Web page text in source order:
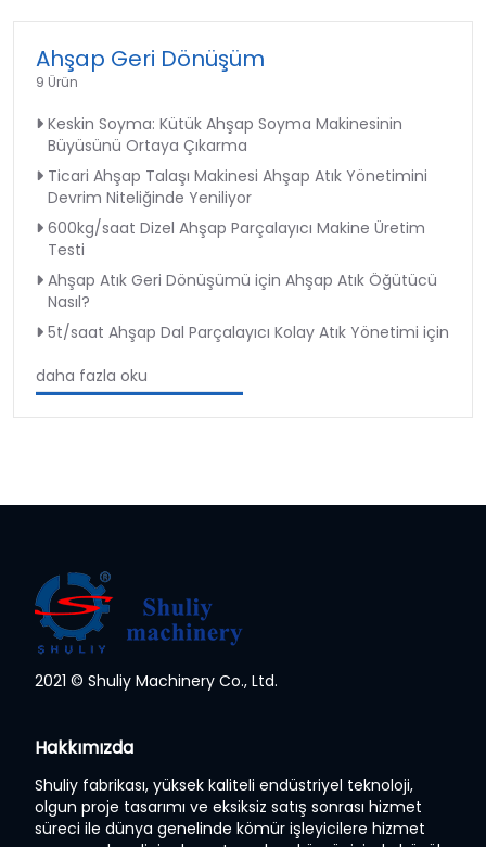
Ahşap Geri Dönüşüm
9 Ürün
Keskin Soyma: Kütük Ahşap Soyma Makinesinin
Büyüsünü Ortaya Çıkarma
Ticari Ahşap Talaşı Makinesi Ahşap Atık Yönetimini
Devrim Niteliğinde Yeniliyor
600kg/saat Dizel Ahşap Parçalayıcı Makine Üretim
Testi
Ahşap Atık Geri Dönüşümü için Ahşap Atık Öğütücü
Nasıl?
5t/saat Ahşap Dal Parçalayıcı Kolay Atık Yönetimi için
daha fazla oku
2021 © Shuliy Machinery Co., Ltd.
Hakkımızda
Shuliy fabrikası, yüksek kaliteli endüstriyel teknoloji,
olgun proje tasarımı ve eksiksiz satış sonrası hizmet
süreci ile dünya genelinde kömür işleyicilere hizmetWechat